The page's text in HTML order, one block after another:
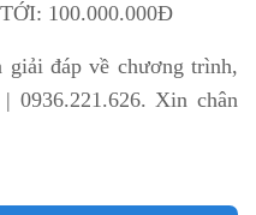
100.000.000Đ
giải đáp về chương trình,
0936.221.626. Xin chân